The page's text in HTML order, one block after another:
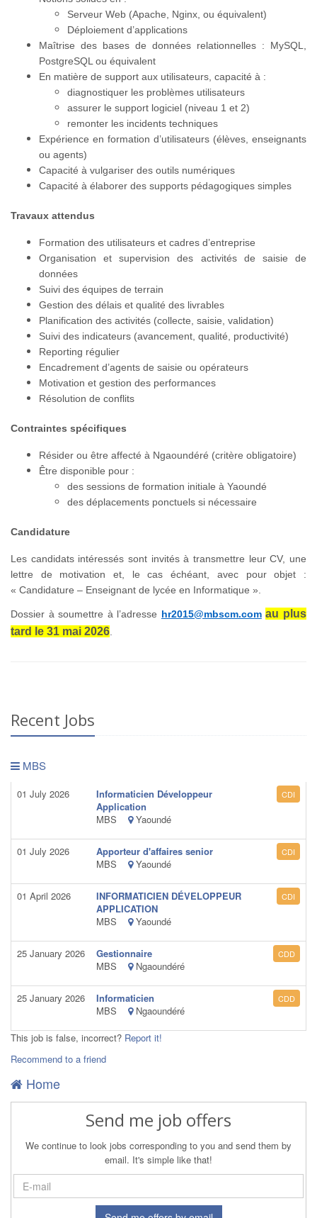
Serveur Web (Apache, Nginx, ou équivalent)
Déploiement d’applications
Maîtrise des bases de données relationnelles : MySQL,
PostgreSQL ou équivalent
En matière de support aux utilisateurs, capacité à :
diagnostiquer les problèmes utilisateurs
assurer le support logiciel (niveau 1 et 2)
remonter les incidents techniques
Expérience en formation d’utilisateurs (élèves, enseignants
ou agents)
Capacité à vulgariser des outils numériques
Capacité à élaborer des supports pédagogiques simples
Travaux attendus
Formation des utilisateurs et cadres d’entreprise
Organisation et supervision des activités de saisie de
données
Suivi des équipes de terrain
Gestion des délais et qualité des livrables
Planification des activités (collecte, saisie, validation)
Suivi des indicateurs (avancement, qualité, productivité)
Reporting régulier
Encadrement d’agents de saisie ou opérateurs
Motivation et gestion des performances
Résolution de conflits
Contraintes spécifiques
Résider ou être affecté à Ngaoundéré (critère obligatoire)
Être disponible pour :
des sessions de formation initiale à Yaoundé
des déplacements ponctuels si nécessaire
Candidature
Les candidats intéressés sont invités à transmettre leur CV, une
lettre de motivation et, le cas échéant, avec pour objet :
« Candidature – Enseignant de lycée en Informatique ».
Dossier à soumettre à l’adresse hr2015@mbscm.com au plus
tard le 31 mai 2026
Recent Jobs
MBS
01 July 2026
Informaticien Développeur
Application
MBS
Yaoundé
CDI
01 July 2026
Apporteur d'affaires senior
MBS
Yaoundé
CDI
01 April 2026
INFORMATICIEN DÉVELOPPEUR
APPLICATION
MBS
Yaoundé
CDI
25 January 2026
Gestionnaire
MBS
Ngaoundéré
CDD
25 January 2026
Informaticien
MBS
Ngaoundéré
CDD
This job is false, incorrect? Report it!
Recommend to a friend
Home
Send me job offers
We continue to look jobs corresponding to you and send them by
email. It's simple like that!